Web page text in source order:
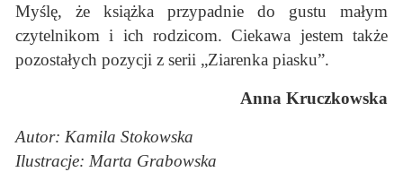
Myślę, że książka przypadnie do gustu małym
czytelnikom i ich rodzicom. Ciekawa jestem także
pozostałych pozycji z serii „Ziarenka piasku”.
Anna Kruczkowska
Autor: Kamila Stokowska
Ilustracje: Marta Grabowska